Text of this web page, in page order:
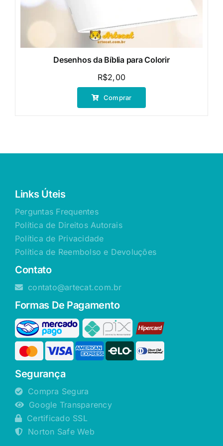
Desenhos da Bíblia para Colorir
R$2,00
Comprar
Links Úteis
Perguntas Frequentes
Política de Direitos Autorais
Política de Privacidade
Política de Reembolso e Devoluções
Contato
contato@artecat.com.br
Formas De Pagamento
Segurança
Compra Segura
Google Transparency
Certificado SSL
Norton Safe Web